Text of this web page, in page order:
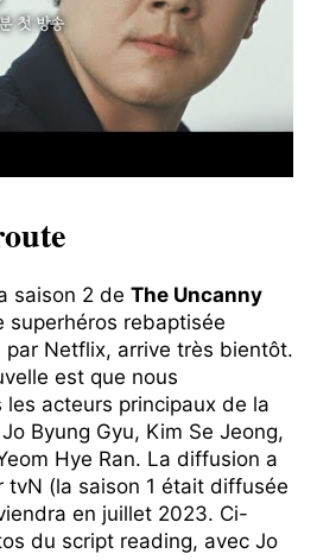
saison 2 de The Uncanny
superhéros rebaptisée
par Netflix, arrive très bientôt.
est que nous
les acteurs principaux de la
Byung Gyu, Kim Se Jeong,
Hye Ran. La diffusion a
tvN (la saison 1 était diffusée
en juillet 2023. Ci-
du script reading, avec Jo